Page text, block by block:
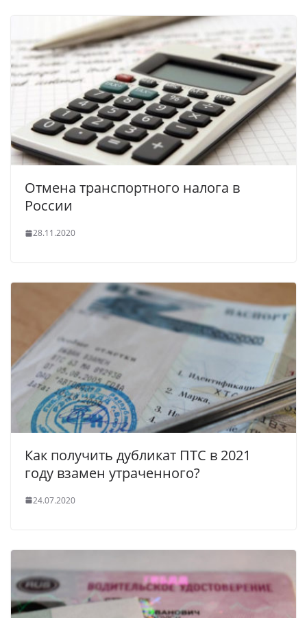
Отмена транспортного налога в
России
28.11.2020
Как получить дубликат ПТС в 2021
году взамен утраченного?
24.07.2020